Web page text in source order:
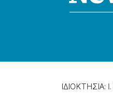
ΙΔΙΟΚΤΗΣΙΑ: